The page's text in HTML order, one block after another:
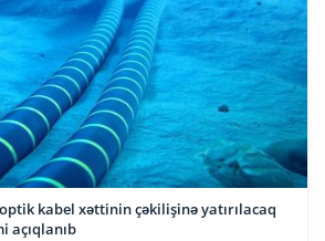
kabel xəttinin çəkilişinə yatırılacaq
açıqlanıb